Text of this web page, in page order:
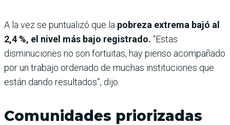
A la vez se puntualizó que la pobreza extrema bajó al
2,4 %, el nivel más bajo registrado. “Estas
disminuciones no son fortuitas, hay pienso acompañado
por un trabajo ordenado de muchas instituciones que
están dando resultados”, dijo.
Comunidades priorizadas